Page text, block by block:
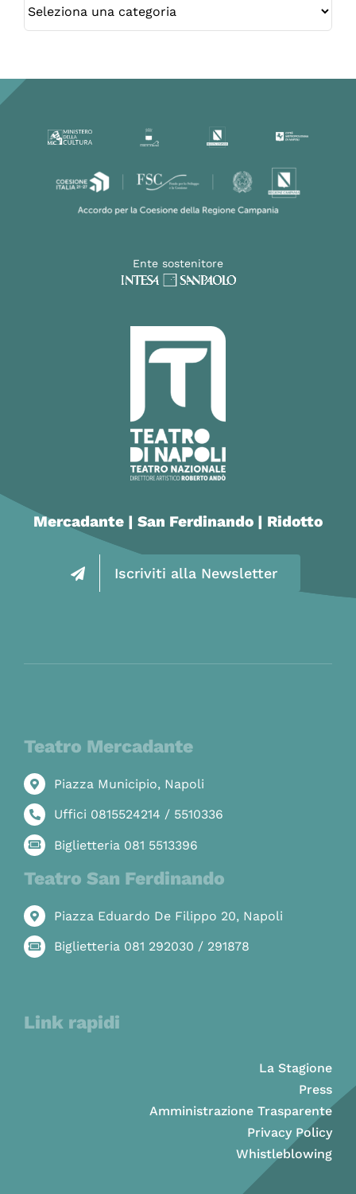
Ente sostenitore
Mercadante | San Ferdinando | Ridotto
Iscriviti alla Newsletter
Teatro Mercadante
Piazza Municipio, Napoli
Uffici 0815524214 / 5510336
Biglietteria 081 5513396
Teatro San Ferdinando
Piazza Eduardo De Filippo 20, Napoli
Biglietteria 081 292030 / 291878
Link rapidi
La Stagione
Press
Amministrazione Trasparente
Privacy Policy
Whistleblowing